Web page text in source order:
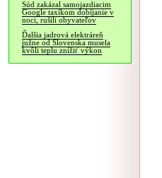
Súd zakázal samojazdiacim
Google taxíkom dobíjanie v
noci, rušili obyvateľov
Ďalšia jadrová elektráreň
južne od Slovenska musela
kvôli teplu znížiť výkon